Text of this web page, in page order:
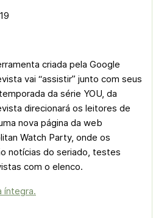
criada pela Google
vai “assistir” junto com seus
da série YOU, da
direcionará os leitores de
nova página da web
Watch Party, onde os
notícias do seriado, testes
com o elenco.
íntegra.